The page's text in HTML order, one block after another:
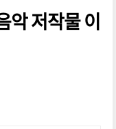
악 저작물 이